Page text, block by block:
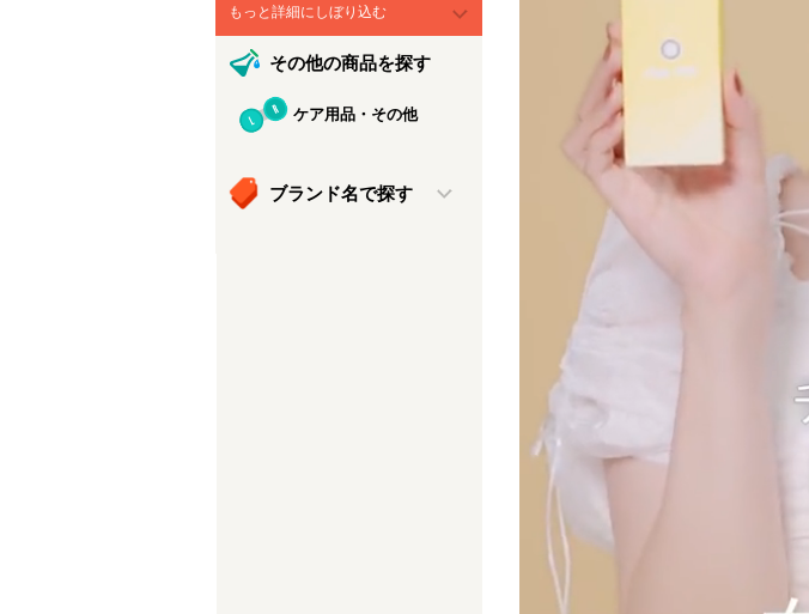
もっと詳細にしぼり込む
その他の商品を探す
ケア用品・その他
ブランド名で探す